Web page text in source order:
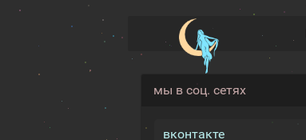
мы в соц. сетях
вконтакте